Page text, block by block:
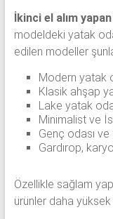
İkinci el alım
modeldeki yatak
edilen modeller
Modern yatak
Klasik ahşap
Lake yatak
Minimalist ve
Genç odası ve
Gardırop,
Özellikle sağlam
ürünler daha